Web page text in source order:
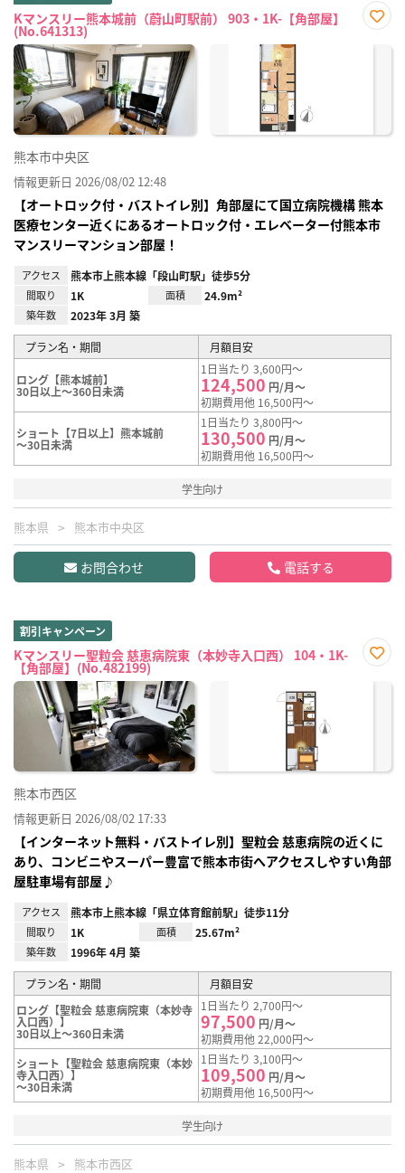
Kマンスリー熊本城前（蔚山町駅前） 903・1K-【角部屋】
(No.641313)
に入
熊本市中央区
情報更新日 2026/08/02 12:48
【オートロック付・バストイレ別】角部屋にて国立病院機構 熊本
医療センター近くにあるオートロック付・エレベーター付熊本市
マンスリーマンション部屋！
アクセス 熊本市上熊本線「段山町駅」徒歩5分
間取り 1K 面積 24.9m²
築年数 2023年 3月 築
プラン名・期間 月額目安
ロング【熊本城前】
30日以上～360日未満
1日当たり 3,600円～
124,500 円/月～
初期費用他 16,500円～
ショート【7日以上】熊本城前
～30日未満
1日当たり 3,800円～
130,500 円/月～
初期費用他 16,500円～
学生向け
熊本県 熊本市中央区
お問合わせ 電話する
割引キャンペーン
Kマンスリー聖粒会 慈恵病院東（本妙寺入口西） 104・1K-
【角部屋】(No.482199)
に入
熊本市西区
情報更新日 2026/08/02 17:33
【インターネット無料・バストイレ別】聖粒会 慈恵病院の近くに
あり、コンビニやスーパー豊富で熊本市街へアクセスしやすい角部
屋駐車場有部屋♪
アクセス 熊本市上熊本線「県立体育館前駅」徒歩11分
間取り 1K 面積 25.67m²
築年数 1996年 4月 築
プラン名・期間
月額目安
ロング【聖粒会 慈恵病院東（本妙寺
入口西）】
30日以上～360日未満
1日当たり 2,700円～
97,500 円/月～
初期費用他 22,000円～
ショート【聖粒会 慈恵病院東（本妙
寺入口西）】
～30日未満
1日当たり 3,100円～
109,500 円/月～
初期費用他 16,500円～
学生向け
熊本県 熊本市西区